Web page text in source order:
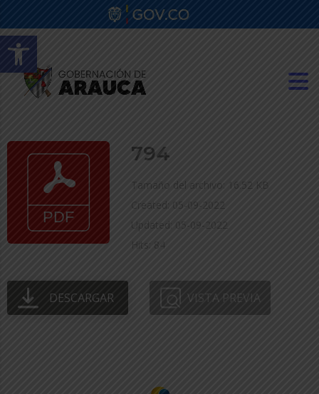
Abrir barra de herramientas
794
Tamaño del archivo: 16.52 KB
Created: 05-09-2022
Updated: 05-09-2022
Hits: 84
DESCARGAR VISTA PREVIA